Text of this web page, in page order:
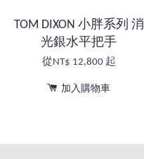
TOM DIXON 小胖系列 消
光銀水平把手
從 NT$ 12,800 起
加入購物車